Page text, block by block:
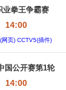
业拳王争霸赛
14:00
网页) CCTV5(插件)
国公开赛第1轮
14:00